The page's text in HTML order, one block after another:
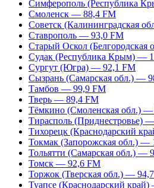
Симферополь (Республика
Смоленск — 88,4 FM
Советск (Калининградская
Ставрополь — 93,0 FM
Старый Оскол (Белгородская
Судак (Республика Крым) —
Сургут (Югра) — 92,1 FM
Сызрань (Самарская обл.) —
Тамбов — 99,9 FM
Тверь — 89,4 FM
Тёмкино (Смоленская обл.)
Тирасполь (Приднестровье)
Тихорецк (Краснодарский
Токмак (Запорожская обл.) —
Тольятти (Самарская обл.) —
Томск — 92,6 FM
Торжок (Тверская обл.) —
Туапсе (Краснодарский